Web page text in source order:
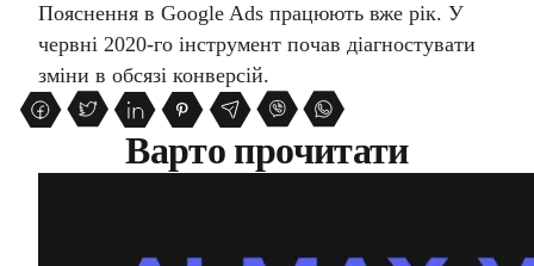
Пояснення в Google Ads працюють вже рік. У
червні 2020-го інструмент почав діагностувати
зміни в обсязі конверсій.
Варто прочитати